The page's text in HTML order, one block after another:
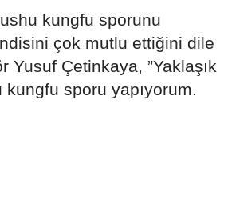
kungfu sporunu
çok mutlu ettiğini dile
Yusuf Çetinkaya, ”Yaklaşık
kungfu sporu yapıyorum.